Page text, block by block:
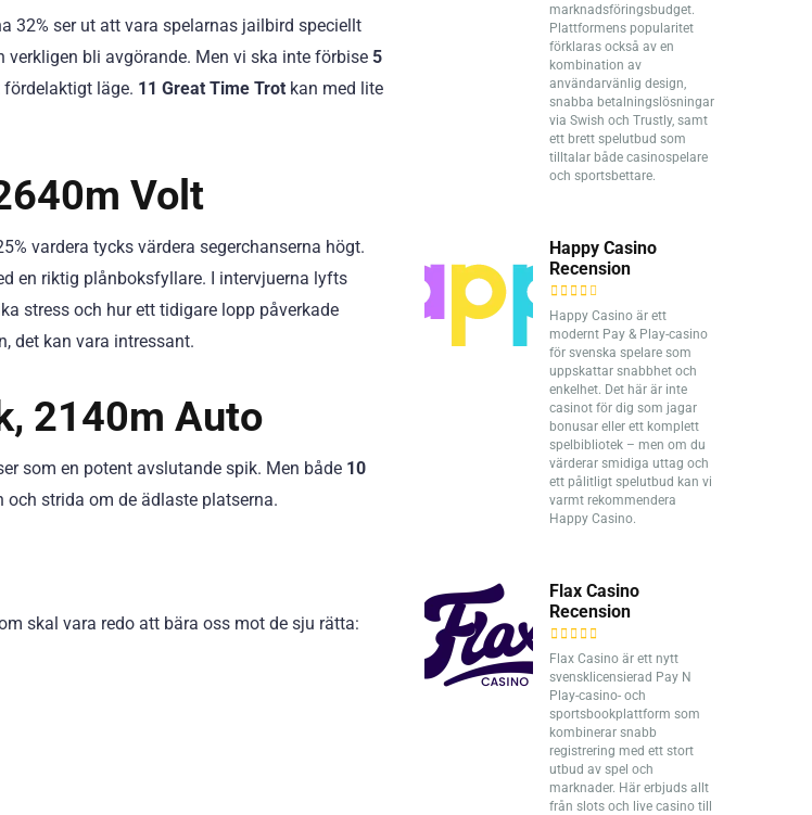
32% ser ut att vara spelarnas jailbird speciellt
bli avgörande. Men vi ska inte förbise 5
läge. 11 Great Time Trot kan med lite
Volt
vardera tycks värdera segerchanserna högt.
en riktig plånboksfyllare. I intervjuerna lyfts
stress och hur ett tidigare lopp påverkade
det kan vara intressant.
2140m Auto
som en potent avslutande spik. Men både 10
strida om de ädlaste platserna.
skal vara redo att bära oss mot de sju rätta:
marknadsföringsbudget.
Plattformens popularitet
förklaras också av en
kombination av
användarvänlig design,
snabba betalningslösningar
via Swish och Trustly, samt
ett brett spelutbud som
tilltalar både casinospelare
och sportsbettare.
Happy Casino
Recension
Happy Casino är ett
modernt Pay & Play-casino
för svenska spelare som
uppskattar snabbhet och
enkelhet. Det här är inte
casinot för dig som jagar
bonusar eller ett komplett
spelbibliotek – men om du
värderar smidiga uttag och
ett pålitligt spelutbud kan vi
varmt rekommendera
Happy Casino.
Flax Casino
Recension
Flax Casino är ett nytt
svensklicensierad Pay N
Play-casino- och
sportsbookplattform som
kombinerar snabb
registrering med ett stort
utbud av spel och
marknader. Här erbjuds allt
från slots och live casino till